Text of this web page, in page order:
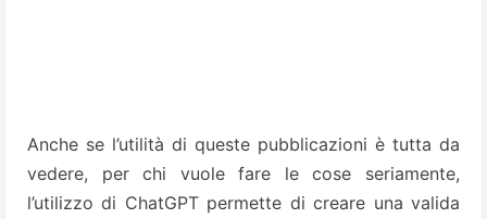
Anche se l’utilità di queste pubblicazioni è tutta da
vedere, per chi vuole fare le cose seriamente,
l’utilizzo di ChatGPT permette di creare una valida